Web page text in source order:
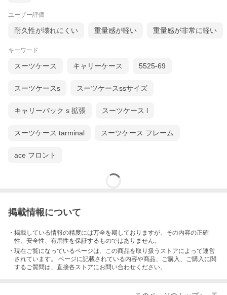
ユーザー評価
耐久性が壊れにくい 重量感が軽い 重量感が非常に軽い
キーワード
スーツケース キャリーケース 5525-69
スーツケースs スーツケースssサイズ
キャリーバック s 拡張 スーツケース l
スーツケース tarminal スーツケース フレーム
ace フロント
掲載情報について
・掲載している情報の精度には万全を期しておりますが、その内容の正確
性、安全性、有用性を保証するものではありません。
・現在ご覧になっているページは、この商品を取り扱うストアによって運営
されています。 ページに記載されている内容や商品、ご購入 、ご購入に関
するご質問は、直接各ストアにお問い合わせください。